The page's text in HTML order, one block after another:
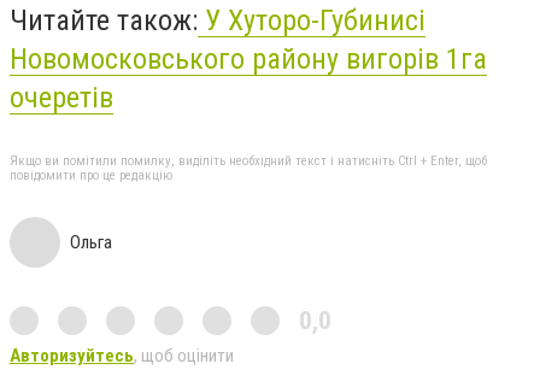
Читайте також: У Хуторо-Губинисі
Новомосковського району вигорів 1га
очеретів
Якщо ви помітили помилку, виділіть необхідний текст і натисніть Ctrl + Enter, щоб
повідомити про це редакцію
Ольга
0,0
Авторизуйтесь, щоб оцінити